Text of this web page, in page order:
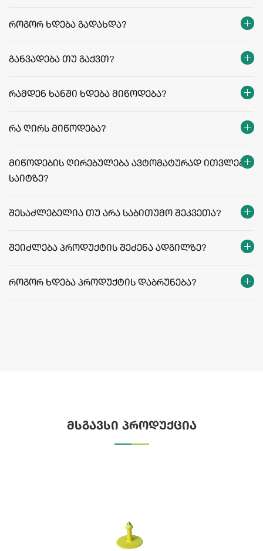
როგორ ხდება გადახდა?
განვადება თუ გაქვთ?
რამდენ ხანში ხდება მიწოდება?
რეგიონები:
რა ღირს მიწოდება?
მიწოდების ღირებულება ავტომატურად ითვლება
საიტზე?
შესაძლებელია თუ არა საბითუმო შეკვეთა?
შეიძლება პროდუქტის შეძენა ადგილზე?
როგორ ხდება პროდუქტის დაბრუნება?
მსგავსი პროდუქცია